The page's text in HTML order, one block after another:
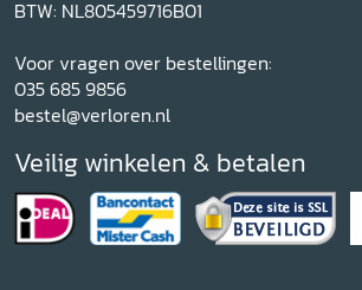
BTW: NL805459716B01
Voor vragen over bestellingen:
035 685 9856
bestel@verloren.nl
Veilig winkelen & betalen